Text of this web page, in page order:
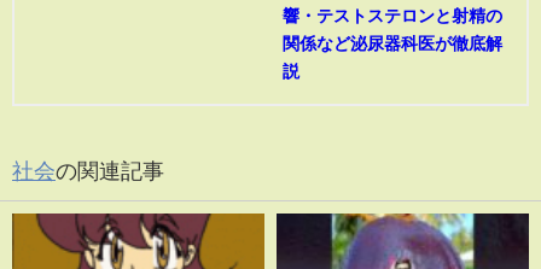
響・テストステロンと射精の
関係など泌尿器科医が徹底解
説
社会の関連記事